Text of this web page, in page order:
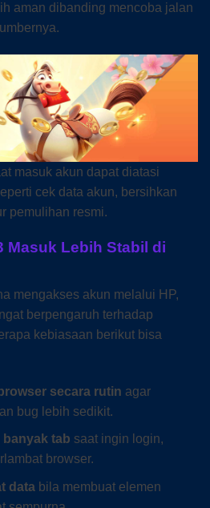
aman dibanding mencoba jalan
masuk akun dapat diatasi
cek data akun, bersihkan
pemulihan resmi.
Masuk Lebih Stabil di
mengakses akun melalui HP,
berpengaruh terhadap
kebiasaan berikut bisa
secara rutin agar
bug lebih sedikit.
tab saat ingin login,
browser.
databila membuat elemen